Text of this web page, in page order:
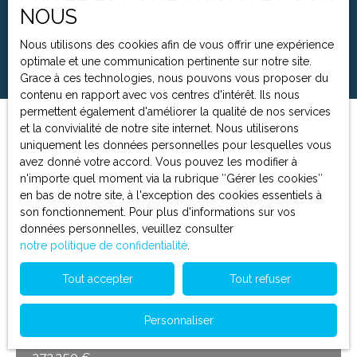
Surface min (m²)
Rechercher
Pertinence
Trier par
Créer une alerte
NOUS
Nous utilisons des cookies afin de vous offrir une expérience
optimale et une communication pertinente sur notre site.
Grace à ces technologies, nous pouvons vous proposer du
contenu en rapport avec vos centres d'intérêt. Ils nous
permettent également d'améliorer la qualité de nos services
et la convivialité de notre site internet. Nous utiliserons
uniquement les données personnelles pour lesquelles vous
avez donné votre accord. Vous pouvez les modifier à
n'importe quel moment via la rubrique ″Gérer les cookies″
en bas de notre site, à l'exception des cookies essentiels à
son fonctionnement. Pour plus d'informations sur vos
données personnelles, veuillez consulter
notre politique de confidentialité
Tout accepter Tout refuser
Personnaliser